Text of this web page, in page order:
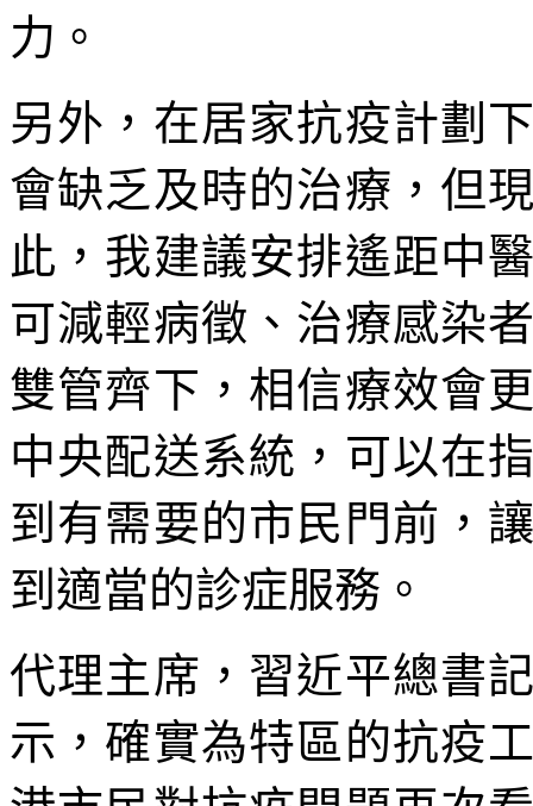
力。
另外，在居家抗疫計劃
會缺乏及時的治療，但
此，我建議安排遙距中
可減輕病徵、治療感染
雙管齊下，相信療效會
中央配送系統，可以在
到有需要的市民門前，
到適當的診症服務。
代理主席，習近平總書
示，確實為特區的抗疫